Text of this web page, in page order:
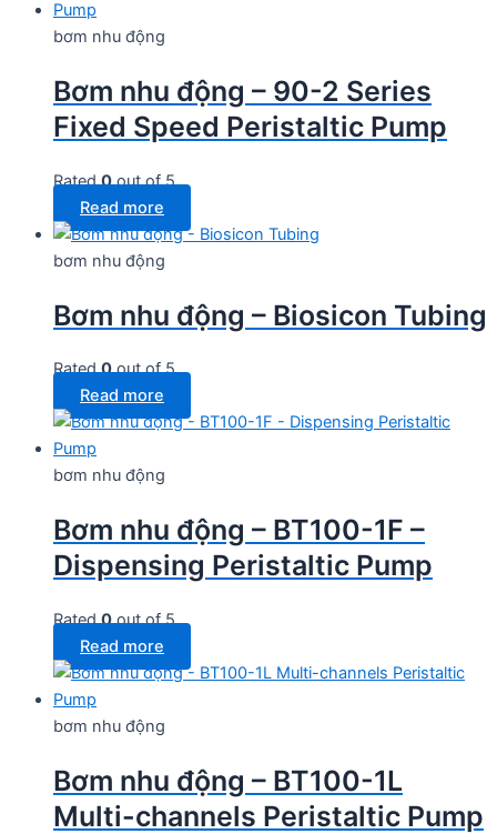
bơm nhu động
Bơm nhu động – 90-2 Series
Fixed Speed Peristaltic Pump
Rated0out of 5
Read more
bơm nhu động
Bơm nhu động – Biosicon Tubing
Rated0out of 5
Read more
bơm nhu động
Bơm nhu động – BT100-1F –
Dispensing Peristaltic Pump
Rated0out of 5
Read more
bơm nhu động
Bơm nhu động – BT100-1L
Multi-channels Peristaltic Pump